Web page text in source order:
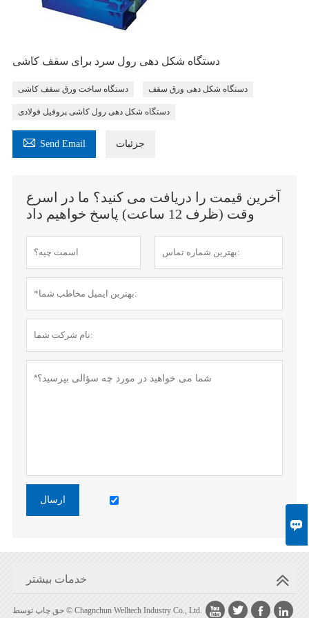

دستگاه شکل دهی رول سرد برای سقف کاشی
دستگاه ساخت ورق سقف کاشی دستگاه شکل دهی ورق سقف
دستگاه شکل دهی رول کاشی پروفیل فولادی
 Send Email جزئیات
آخرین قیمت را دریافت می کنید؟ ما در اسرع
وقت (ظرف 12 ساعت) پاسخ خواهیم داد
ارسال
خدمات بیشتر
حق چاپ توسط © Chagnchun Welltech Industry Co., Ltd.    